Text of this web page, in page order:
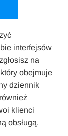
interfejsów
na
obejmuje
dziennik
klienci
obsługą.